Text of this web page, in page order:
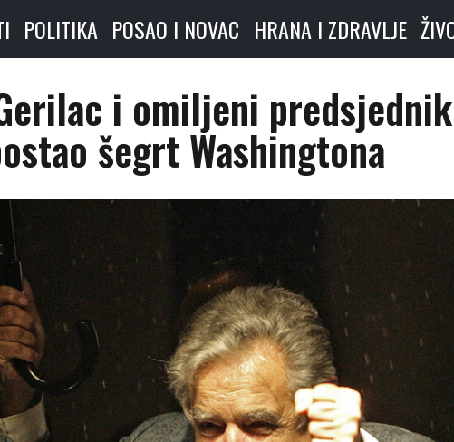
POLITIKA POSAO I NOVAC HRANA I ZDRAVLJE
i omiljeni
šegrt Washingtona